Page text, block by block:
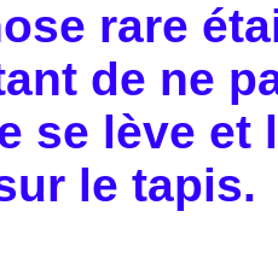
rare
de ne
se lève et
le tapis.